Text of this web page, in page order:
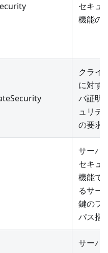
セキュ
機能の
クライ
に対す
バ証明
ュリテ
の要求
サーバ
セキュ
機能で
るサー
鍵のフ
パス指
サーバ